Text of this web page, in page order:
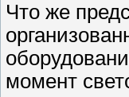
Что же
момент